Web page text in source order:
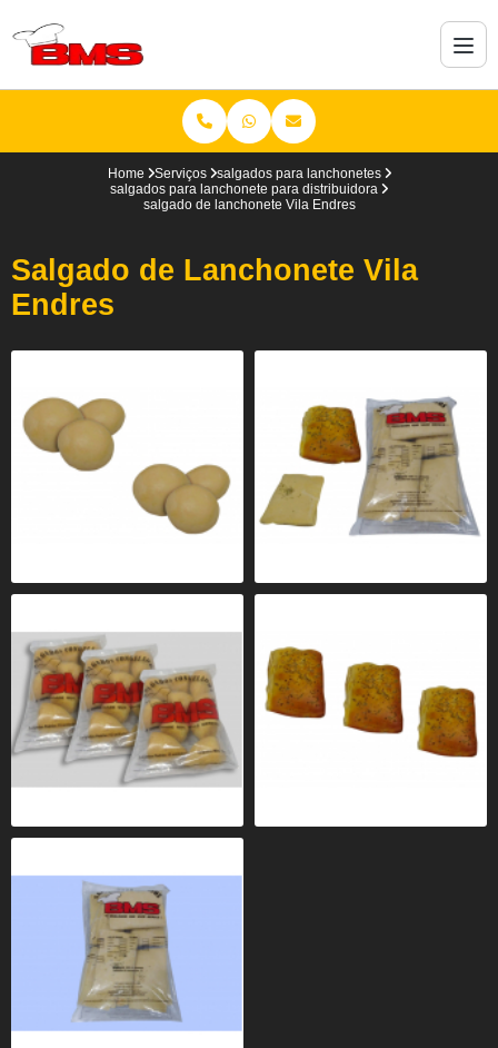
Home Serviços
salgados para lanchonetes
salgados para lanchonete para distribuidora
salgado de lanchonete Vila Endres
Salgado de Lanchonete Vila
Endres